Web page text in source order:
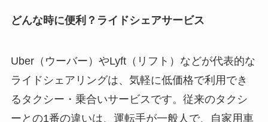
どんな時に便利？ライドシェアサービス
Uber（ウーバー）やLyft（リフト）などが代表的な
ライドシェアリングは、気軽に低価格で利用でき
るタクシー・乗合いサービスです。従来のタクシ
ーとの1番の違いは、運転手が一般人で、自家用車